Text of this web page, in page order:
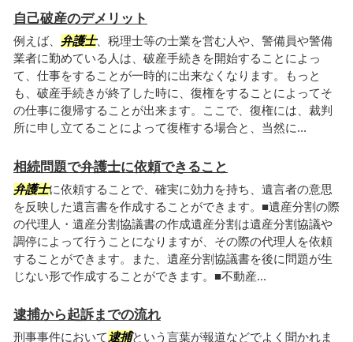
自己破産のデメリット
例えば、 弁護士、税理士等の士業を営む人や、警備員や警備
業者に勤めている人は、破産手続きを開始することによっ
て、仕事をすることが一時的に出来なくなります。もっと
も、破産手続きが終了した時に、復権をすることによってそ
の仕事に復帰することが出来ます。ここで、復権には、裁判
所に申し立てることによって復権する場合と、当然に...
相続問題で弁護士に依頼できること
弁護士に依頼することで、確実に効力を持ち、遺言者の意思
を反映した遺言書を作成することができます。■遺産分割の際
の代理人・遺産分割協議書の作成遺産分割は遺産分割協議や
調停によって行うことになりますが、その際の代理人を依頼
することができます。また、遺産分割協議書を後に問題が生
じない形で作成することができます。■不動産...
逮捕から起訴までの流れ
刑事事件において 逮捕という言葉が報道などでよく聞かれま